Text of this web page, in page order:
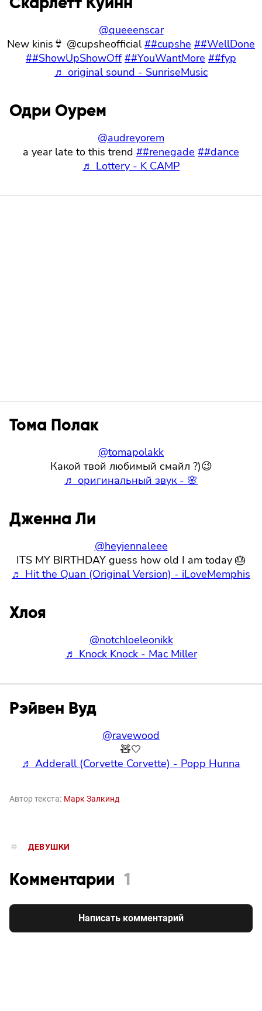
Скарлетт Куинн
@queeenscar
New kinis👙 @cupsheofficial##cupshe ##WellDone
##ShowUpShowOff ##YouWantMore ##fyp
♬ original sound - SunriseMusic
Одри Оурем
@audreyorem
a year late to this trend ##renegade ##dance
♬ Lottery - K CAMP
Тома Полак
@tomapolakk
Какой твой любимый смайл ?)😉
♬ оригинальный звук - 🌸
Дженна Ли
@heyjennaleee
ITS MY BIRTHDAY guess how old I am today 🎂
♬ Hit the Quan (Original Version) - iLoveMemphis
Хлоя
@notchloeleonikk
♬ Knock Knock - Mac Miller
Рэйвен Вуд
@ravewood
🧸🤍
♬ Adderall (Corvette Corvette) - Popp Hunna
Автор текста: Марк Залкинд
ДЕВУШКИ
Комментарии 1
Написать комментарий